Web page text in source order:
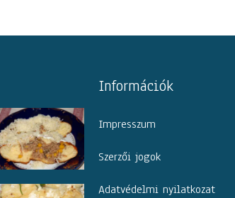
Információk
Impresszum
Szerzői jogok
Adatvédelmi nyilatkozat